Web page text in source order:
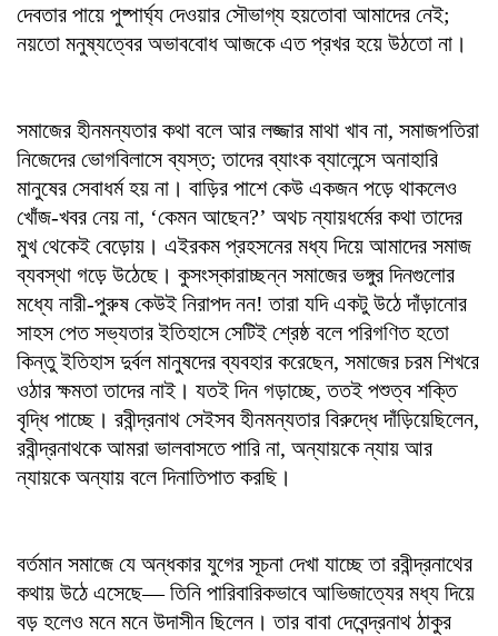
দেবতার পায়ে পুষ্পার্ঘ্য দেওয়ার সৌভাগ্য হয়তোবা আমাদের নেই;
নয়তো মনুষ্যত্বের অভাববোধ আজকে এত প্রখর হয়ে উঠতো না।
সমাজের হীনমন্যতার কথা বলে আর লজ্জার মাথা খাব না, সমাজপতিরা
নিজেদের ভোগবিলাসে ব্যস্ত; তাদের ব্যাংক ব্যালেন্সে অনাহারি
মানুষের সেবাধর্ম হয় না। বাড়ির পাশে কেউ একজন পড়ে থাকলেও
খোঁজ-খবর নেয় না, ‘কেমন আছেন?’ অথচ ন্যায়ধর্মের কথা তাদের
মুখ থেকেই বেড়োয়। এইরকম প্রহসনের মধ্য দিয়ে আমাদের সমাজ
ব্যবস্থা গড়ে উঠেছে। কুসংস্কারাচ্ছন্ন সমাজের ভঙ্গুর দিনগুলোর
মধ্যে নারী-পুরুষ কেউই নিরাপদ নন! তারা যদি একটু উঠে দাঁড়ানোর
সাহস পেত সভ্যতার ইতিহাসে সেটিই শ্রেষ্ঠ বলে পরিগণিত হতো
কিন্তু ইতিহাস দুর্বল মানুষদের ব্যবহার করেছেন, সমাজের চরম শিখরে
ওঠার ক্ষমতা তাদের নাই। যতই দিন গড়াচ্ছে, ততই পশুত্ব শক্তি
বৃদ্ধি পাচ্ছে। রবীন্দ্রনাথ সেইসব হীনমন্যতার বিরুদ্ধে দাঁড়িয়েছিলেন,
রবীন্দ্রনাথকে আমরা ভালবাসতে পারি না, অন্যায়কে ন্যায় আর
ন্যায়কে অন্যায় বলে দিনাতিপাত করছি।
বর্তমান সমাজে যে অন্ধকার যুগের সূচনা দেখা যাচ্ছে তা রবীন্দ্রনাথের
কথায় উঠে এসেছে— তিনি পারিবারিকভাবে আভিজাত্যের মধ্য দিয়ে
বড় হলেও মনে মনে উদাসীন ছিলেন। তার বাবা দেবেন্দ্রনাথ ঠাকুর